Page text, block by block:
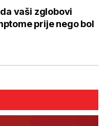
vaši zglobovi
prije nego bol